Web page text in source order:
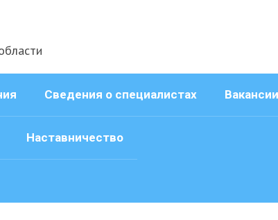
Сведения о специалистах Вакансии
Наставничество